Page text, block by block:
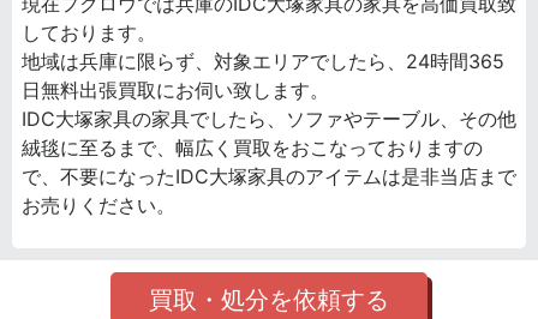
しております。
地域は兵庫に限らず、対象エリアでしたら、24時間365
日無料出張買取にお伺い致します。
IDC大塚家具の家具でしたら、ソファやテーブル、その他
絨毯に至るまで、幅広く買取をおこなっておりますの
で、不要になったIDC大塚家具のアイテムは是非当店まで
お売りください。
買取・処分を依頼する